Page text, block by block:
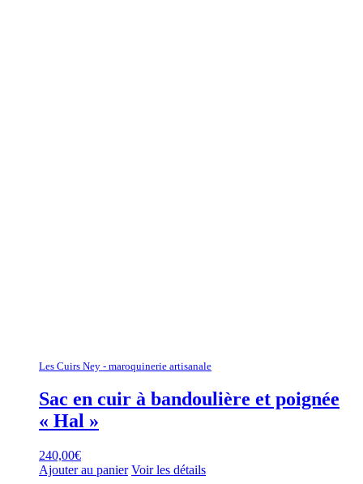
Les Cuirs Ney - maroquinerie artisanale
Sac en cuir à bandoulière et poignée
« Hal »
240,00€
Ajouter au panier Voir les détails